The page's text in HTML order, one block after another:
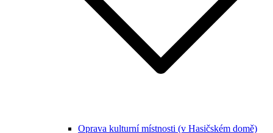
Oprava kulturní místnosti (v Hasičském domě)